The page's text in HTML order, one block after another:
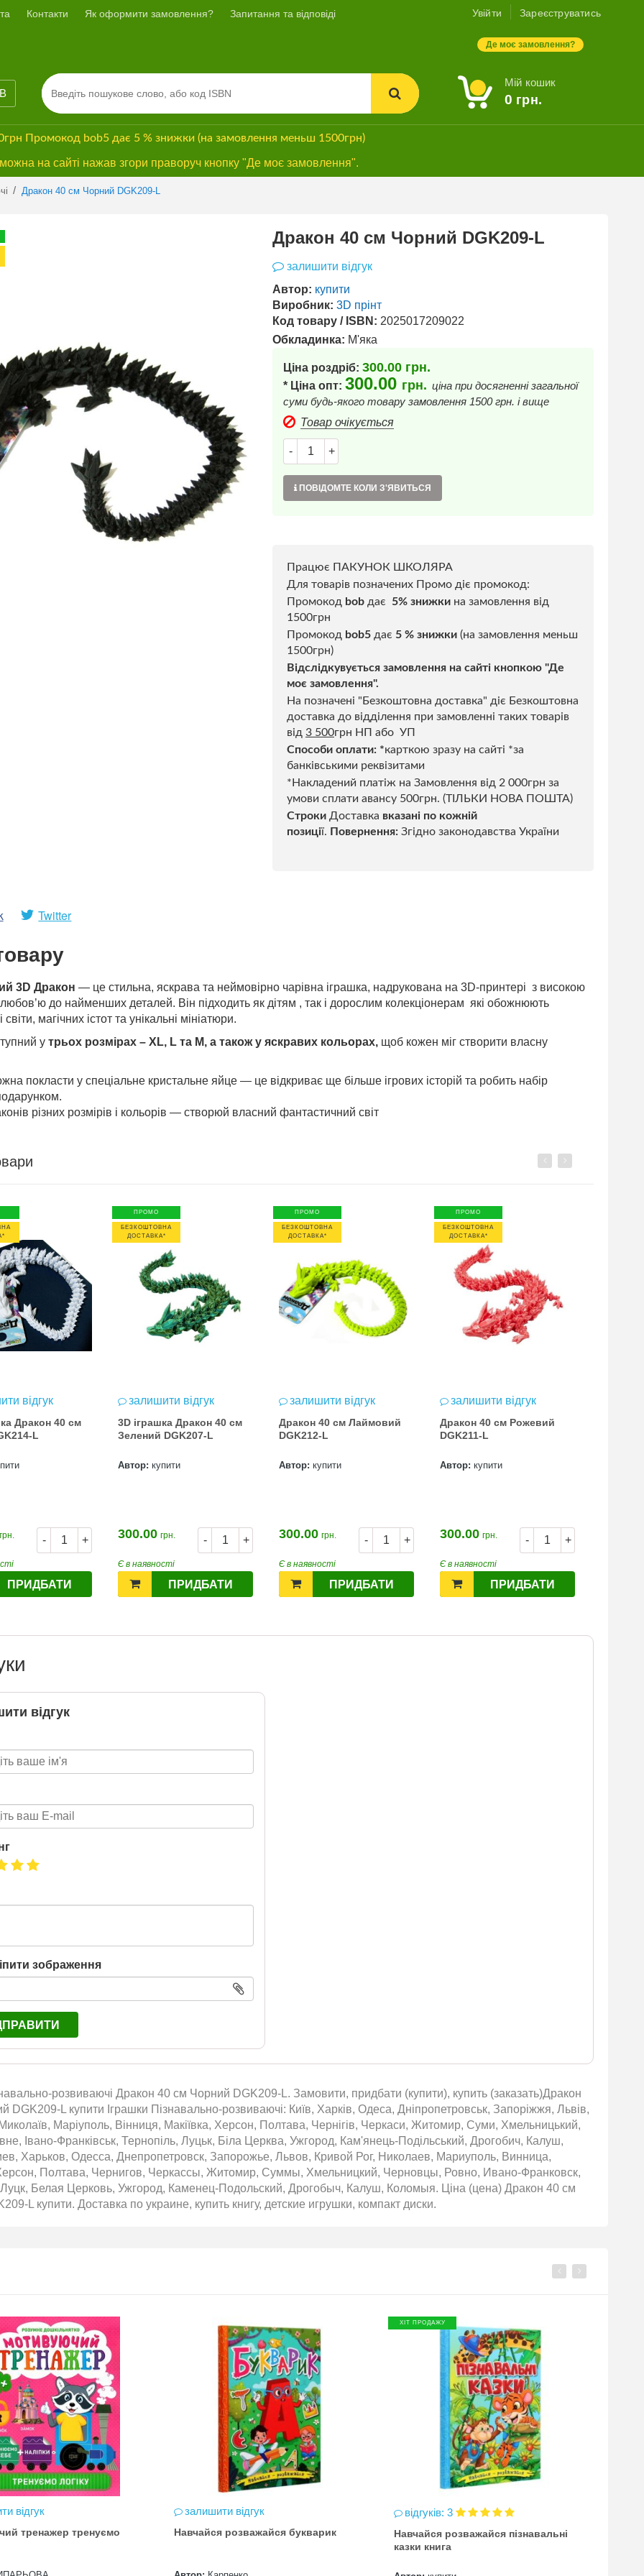
Контакти Як оформити замовлення? Запитання та відповіді Увійти Зареєструватись
Де моє замовлення?
Мій кошик
0 грн.
Промокод bob5 дає 5 % знижки (на замовлення меньш 1500грн)
на сайті нажав згори праворуч кнопку "Де моє замовлення".
/ Дракон 40 см Чорний DGK209-L
посібниками видавництва Ранок
Дракон 40 см Чорний DGK209-L
залишити відгук
Автор: купити
Виробник: 3D прінт
Код товару / ISBN: 2025017209022
Обкладинка: М'яка
Ціна роздріб: 300.00 грн.
* Ціна опт: 300.00 грн. ціна при досягненні загальної
суми будь-якого товару замовлення 1500 грн. і вище
Товар очікується
- +
ПОВІДОМТЕ КОЛИ З'ЯВИТЬСЯ
Працює ПАКУНОК ШКОЛЯРА
Для товарів позначених Промо діє промокод:
Промокод bob дає 5% знижки на замовлення від
1500грн
Промокод bob5 дає 5 % знижки (на замовлення меньш
1500грн)
Відслідкувується замовлення на сайті кнопкою "Де
моє замовлення".
На позначені "Безкоштовна доставка" діє Безкоштовна
доставка до відділення при замовленні таких товарів
від 3 500грн НП або УП
Способи оплати: *карткою зразу на сайті *за
банківськими реквізитами
*Накладений платіж на Замовлення від 2 000грн за
умови сплати авансу 500грн. (ТІЛЬКИ НОВА ПОШТА)
Строки Доставка вказані по кожній
позиції. Повернення: Згідно законодавства України
Twitter
3D Дракон — це стильна, яскрава та неймовірно чарівна іграшка, надрукована на 3D-принтері з високою
любов’ю до найменших деталей. Він підходить як дітям , так і дорослим колекціонерам які обожнюють
магічних істот та унікальні мініатюри.
у трьох розмірах – XL, L та M, а також у яскравих кольорах, щоб кожен міг створити власну
покласти у спеціальне кристальне яйце — це відкриває ще більше ігрових історій та робить набір
різних розмірів і кольорів — створюй власний фантастичний світ
Previous
відгук
Дракон 40 см
L
- +
грн.
ПРИДБАТИ
ПРОМО
БЕЗКОШТОВНА
ДОСТАВКА*
залишити відгук
3D іграшка Дракон 40 см
Зелений DGK207-L
Автор: купити
- +
300.00 грн.
Є в наявності
ПРИДБАТИ
ПРОМО
БЕЗКОШТОВНА
ДОСТАВКА*
залишити відгук
Дракон 40 см Лаймовий
DGK212-L
Автор: купити
- +
300.00 грн.
Є в наявності
ПРИДБАТИ
ПРОМО
БЕЗКОШТОВНА
ДОСТАВКА*
залишити відгук
Дракон 40 см Рожевий
DGK211-L
Автор: купити
- +
300.00 грн.
Є в наявності
ПРИДБАТИ
Next
відгук
зображення
розвиваючі Дракон 40 см Чорний DGK209-L. Замовити, придбати (купити), купить (заказать)Дракон
DGK209-L купити Іграшки Пізнавально-розвиваючі: Київ, Харків, Одеса, Дніпропетровськ, Запоріжжя, Львів,
Миколаїв, Маріуполь, Вінниця, Макіївка, Херсон, Полтава, Чернігів, Черкаси, Житомир, Суми, Хмельницький,
Івано-Франківськ, Тернопіль, Луцьк, Біла Церква, Ужгород, Кам'янець-Подільський, Дрогобич, Калуш,
Харьков, Одесса, Днепропетровск, Запорожье, Львов, Кривой Рог, Николаев, Мариуполь, Винница,
Полтава, Чернигов, Черкассы, Житомир, Суммы, Хмельницкий, Черновцы, Ровно, Ивано-Франковск,
Белая Церковь, Ужгород, Каменец-Подольский, Дрогобыч, Калуш, Коломыя. Ціна (цена) Дракон 40 см
L купити. Доставка по украине, купить книгу, детские игрушки, компакт диски.
відгук
тренажер тренуємо
залишити відгук
Навчайся розважайся букварик
ХІТ ПРОДАЖУ
відгуків: 3
Навчайся розважайся пізнавальні
казки книга